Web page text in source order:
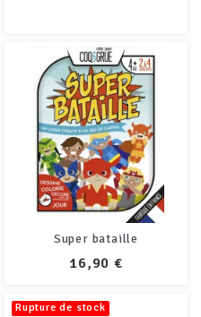
Super bataille
PRIX
16,90 €
Rupture de stock